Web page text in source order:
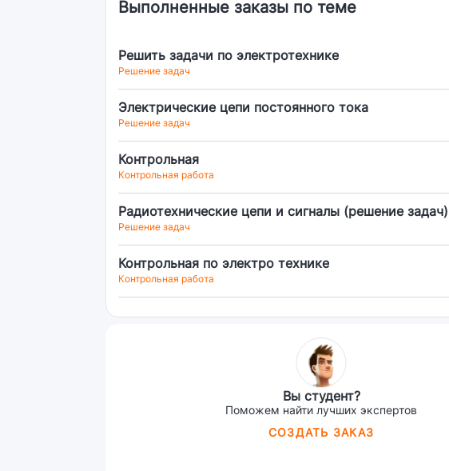
Выполненные заказы по теме
Решить задачи по электротехнике
Решение задач
Электрические цепи постоянного тока
Решение задач
Контрольная
Контрольная работа
Радиотехнические цепи и сигналы (решение задач)
Решение задач
Контрольная по электро технике
Контрольная работа
Вы студент?
Поможем найти лучших экспертов
СОЗДАТЬ ЗАКАЗ